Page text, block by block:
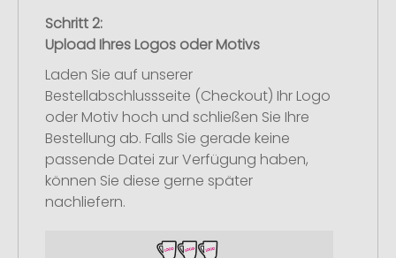
Schritt 2:
Upload Ihres Logos oder Motivs
Laden Sie auf unserer
Bestellabschlussseite (Checkout) Ihr Logo
oder Motiv hoch und schließen Sie Ihre
Bestellung ab. Falls Sie gerade keine
passende Datei zur Verfügung haben,
können Sie diese gerne später
nachliefern.